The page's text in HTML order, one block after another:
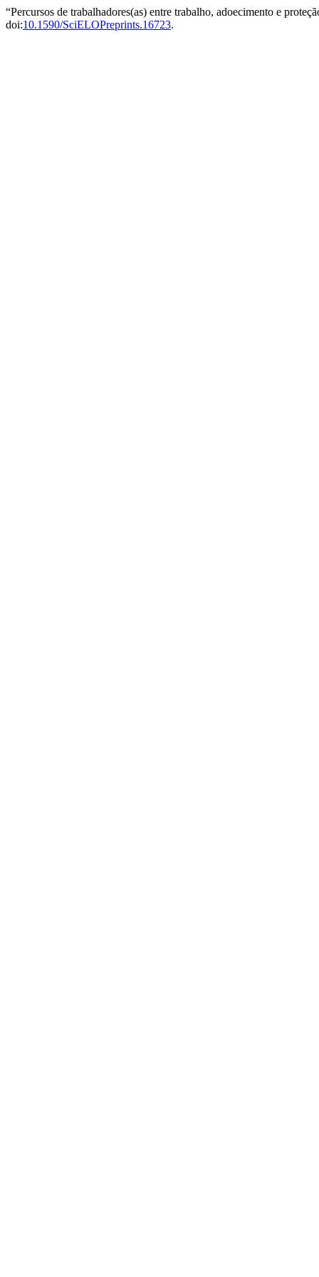
“Percursos de trabalhadores(as) entre trabalho, adoecimento e
doi:10.1590/SciELOPreprints.16723.